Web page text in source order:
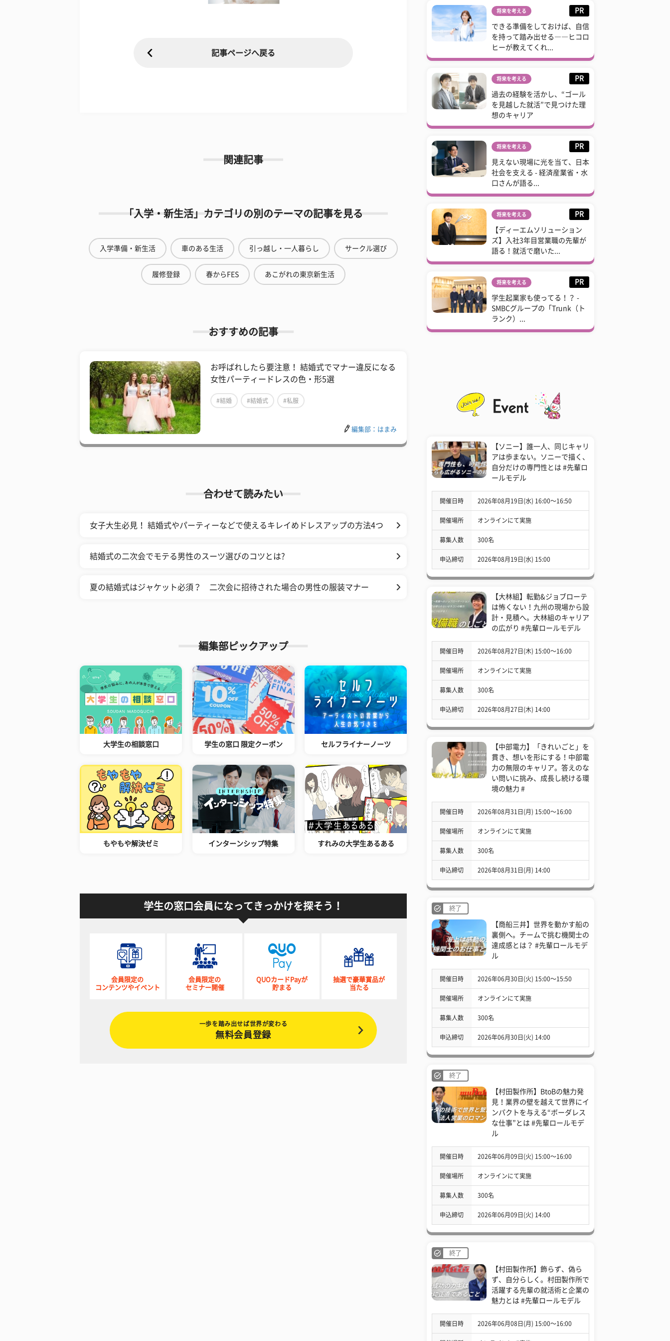
記事ページへ戻る
関連記事
「入学・新生活」カテゴリの別のテーマの記事を見る
入学準備・新生活 車のある生活 引っ越し・一人暮らし サークル選び
履修登録 春からFES あこがれの東京新生活
おすすめの記事
お呼ばれしたら要注意！ 結婚式でマナー違反になる
女性パーティードレスの色・形5選
#結婚 #結婚式 #私服
編集部：はまみ
合わせて読みたい
女子大生必見！ 結婚式やパーティーなどで使えるキレイめドレスアップの方法4つ
結婚式の二次会でモテる男性のスーツ選びのコツとは?
夏の結婚式はジャケット必須？ 二次会に招待された場合の男性の服装マナー
編集部ピックアップ
大学生の相談窓口 学生の窓口 限定クーポン セルフライナーノーツ
もやもや解決ゼミ インターンシップ特集 すれみの大学生あるある
学生の窓口会員になってきっかけを探そう！
会員限定の
コンテンツやイベント
会員限定の
セミナー開催
QUOカードPayが
貯まる
抽選で豪華賞品が
当たる
一歩を踏み出せば世界が変わる
無料会員登録
将来を考える PR
できる準備をしておけば、自信
を持って踏み出せる――ヒコロ
ヒーが教えてくれ...
将来を考える PR
過去の経験を活かし、“ゴール
を見越した就活”で見つけた理
想のキャリア
将来を考える PR
見えない現場に光を当て、日本
社会を支える - 経済産業省・水
口さんが語る...
将来を考える PR
【ディーエムソリューション
ズ】入社3年目営業職の先輩が
語る！就活で磨いた...
将来を考える PR
学生起業家も使ってる！？ -
SMBCグループの「Trunk（ト
ランク）...
【ソニー】誰一人、同じキャリ
アは歩まない。ソニーで描く、
自分だけの専門性とは #先輩ロ
ールモデル
開催日時 2026年08月19日(水) 16:00〜16:50
開催場所 オンラインにて実施
募集人数 300名
申込締切 2026年08月19日(水) 15:00
【大林組】転勤&ジョブローテ
は怖くない！九州の現場から設
計・見積へ。大林組のキャリア
の広がり #先輩ロールモデル
開催日時 2026年08月27日(木) 15:00〜16:00
開催場所 オンラインにて実施
募集人数 300名
申込締切 2026年08月27日(木) 14:00
【中部電力】「きれいごと」を
貫き、想いを形にする！中部電
力の無限のキャリア。答えのな
い問いに挑み、成長し続ける環
境の魅力 #
開催日時 2026年08月31日(月) 15:00〜16:00
開催場所 オンラインにて実施
募集人数 300名
申込締切 2026年08月31日(月) 14:00
終了
【商船三井】世界を動かす船の
裏側へ。チームで挑む機関士の
達成感とは？ #先輩ロールモデ
ル
開催日時 2026年06月30日(火) 15:00〜15:50
開催場所 オンラインにて実施
募集人数 300名
申込締切 2026年06月30日(火) 14:00
終了
【村田製作所】BtoBの魅力発
見！業界の壁を越えて世界にイ
ンパクトを与える“ボーダレス
な仕事”とは #先輩ロールモデ
ル
開催日時 2026年06月09日(火) 15:00〜16:00
開催場所 オンラインにて実施
募集人数 300名
申込締切 2026年06月09日(火) 14:00
終了
【村田製作所】飾らず、偽ら
ず、自分らしく。村田製作所で
活躍する先輩の就活術と企業の
魅力とは #先輩ロールモデル
開催日時 2026年06月08日(月) 15:00〜16:00